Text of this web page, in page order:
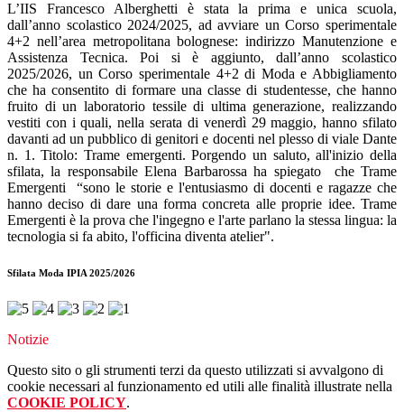
L’IIS Francesco Alberghetti è stata la prima e unica scuola,
dall’anno scolastico 2024/2025, ad avviare un Corso sperimentale
4+2 nell’area metropolitana bolognese: indirizzo Manutenzione e
Assistenza Tecnica. Poi si è aggiunto, dall’anno scolastico
2025/2026, un Corso sperimentale 4+2 di Moda e Abbigliamento
che ha consentito di formare una classe di studentesse, che hanno
fruito di un laboratorio tessile di ultima generazione, realizzando
vestiti con i quali, nella serata di venerdì 29 maggio, hanno sfilato
davanti ad un pubblico di genitori e docenti nel plesso di viale Dante
n. 1. Titolo: Trame emergenti. Porgendo un saluto, all'inizio della
sfilata, la responsabile Elena Barbarossa ha spiegato che Trame
Emergenti “sono le storie e l'entusiasmo di docenti e ragazze che
hanno deciso di dare una forma concreta alle proprie idee. Trame
Emergenti è la prova che l'ingegno e l'arte parlano la stessa lingua: la
tecnologia si fa abito, l'officina diventa atelier".
Sfilata Moda IPIA 2025/2026
Notizie
Questo sito o gli strumenti terzi da questo utilizzati si avvalgono di
cookie necessari al funzionamento ed utili alle finalità illustrate nella
COOKIE POLICY.